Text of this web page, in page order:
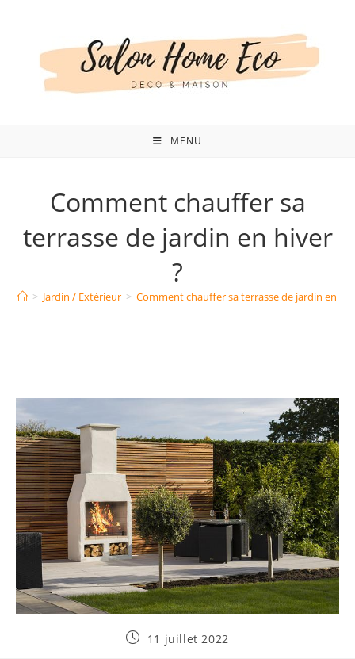
MENU
Comment chauffer sa
terrasse de jardin en hiver
?
> Jardin / Extérieur > Comment chauffer sa terrasse de jardin en
Publication
11 juillet 2022